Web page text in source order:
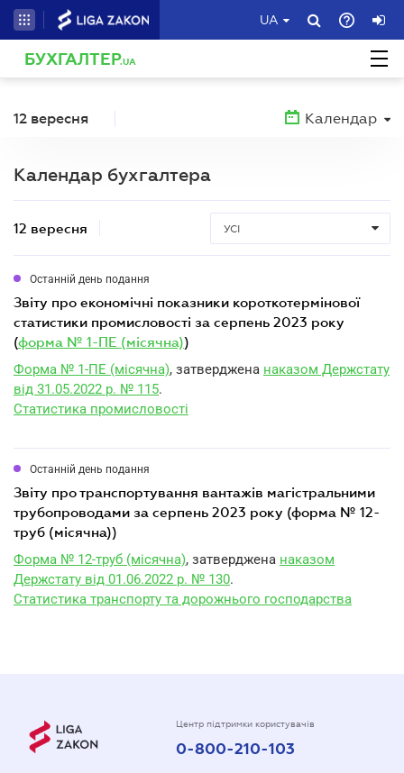
UA
БУХГАЛТЕР.UA
12 вересня Календар
Календар бухгалтера
12 вересня УСІ
Останній день подання
звіту про економічні показники короткотермінової
статистики промисловості за серпень 2023 року
(форма № 1-ПЕ (місячна))
Форма № 1-ПЕ (місячна), затверджена наказом Держстату
від 31.05.2022 р. № 115.
Статистика промисловості
Останній день подання
звіту про транспортування вантажів магістральними
трубопроводами за серпень 2023 року (форма № 12-
труб (місячна))
Форма № 12-труб (місячна), затверджена наказом
Держстату від 01.06.2022 р. № 130.
Статистика транспорту та дорожнього господарства
Центр підтримки користувачів
0-800-210-103